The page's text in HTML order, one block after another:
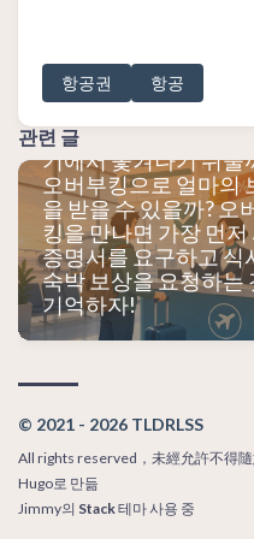
항공권 항공
관련 글
오버부킹으로 탑승 거
면 어떻게 해야 할까? 왜
가 항공권이 가장 먼저
기에서 쫓겨나기 쉬울
오버부킹으로 얼마의
을 받을 수 있을까? 오
킹을 만나면 가장 먼저
증명서를 요구하고 식
숙박 보상을 요청하는
기억하자!
© 2021 - 2026 TLDRLSS
All rights reserved，未經允許不得
Hugo로 만듦
Jimmy의 Stack테마 사용 중